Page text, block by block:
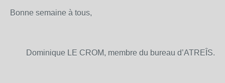
Bonne semaine à tous,
Dominique LE CROM, membre du bureau d’ATREÎS.